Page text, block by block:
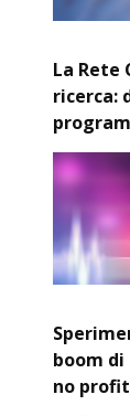
La Rete
ricerca:
boom
no profit